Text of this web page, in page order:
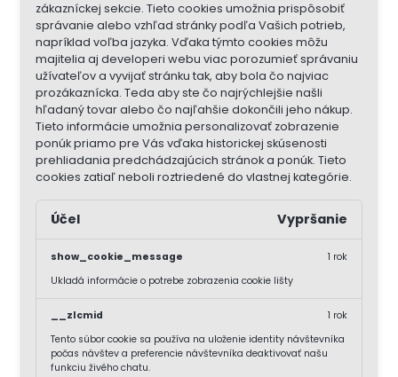
zákazníckej sekcie. Tieto cookies umožnia prispôsobiť
správanie alebo vzhľad stránky podľa Vašich potrieb,
napríklad voľba jazyka. Vďaka týmto cookies môžu
majitelia aj developeri webu viac porozumieť správaniu
užívateľov a vyvijať stránku tak, aby bola čo najviac
prozákaznícka. Teda aby ste čo najrýchlejšie našli
hľadaný tovar alebo čo najľahšie dokončili jeho nákup.
Tieto informácie umožnia personalizovať zobrazenie
ponúk priamo pre Vás vďaka historickej skúsenosti
prehliadania predchádzajúcich stránok a ponúk. Tieto
cookies zatiaľ neboli roztriedené do vlastnej kategórie.
Účel Vypršanie
show_cookie_message
Ukladá informácie o potrebe zobrazenia cookie lišty
1 rok
__zlcmid
Tento súbor cookie sa používa na uloženie identity návštevníka
počas návštev a preferencie návštevníka deaktivovať našu
funkciu živého chatu.
1 rok